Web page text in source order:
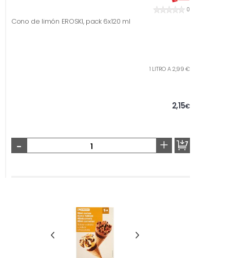
0
Cono de limón EROSKI, pack 6x120 ml
1 LITRO A 2,99 €
2,15€
- +